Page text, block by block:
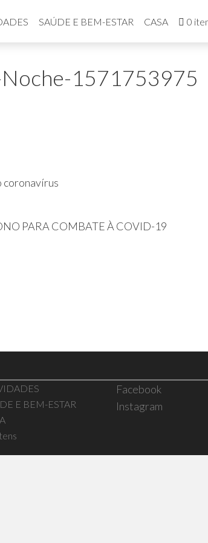
SAÚDE E BEM-ESTAR CASA 0
1571753975
coronavírus
PARA COMBATE À COVID-19
E BEM-ESTAR
Facebook
Instagram